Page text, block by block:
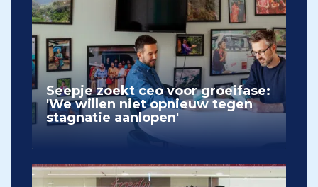
Seepje zoekt ceo voor groeifase:
'We willen niet opnieuw tegen
stagnatie aanlopen'